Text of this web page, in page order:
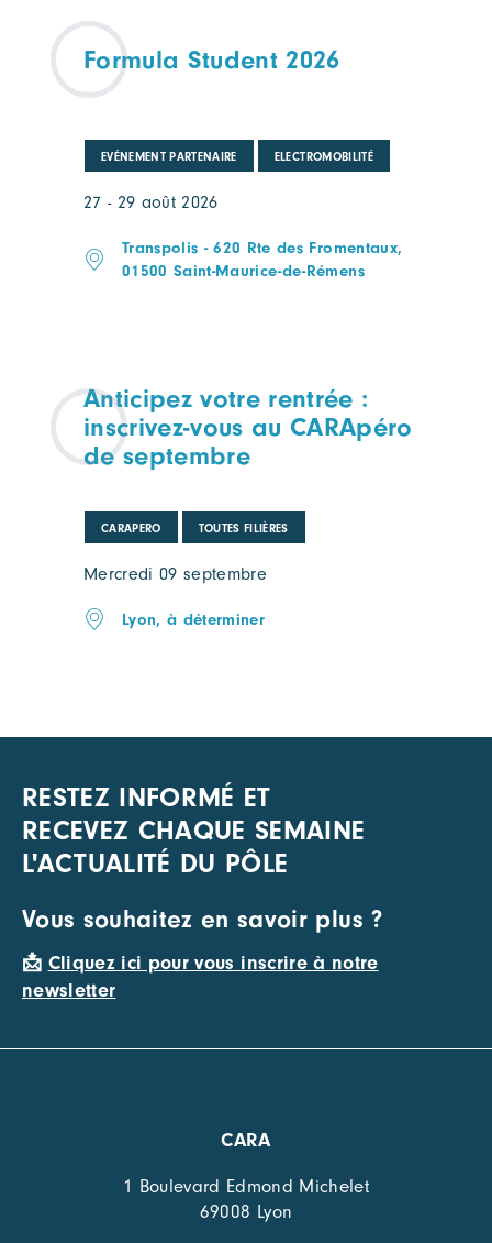
Formula Student 2026
EVÉNEMENT PARTENAIRE ELECTROMOBILITÉ
27 - 29 août 2026
Transpolis - 620 Rte des Fromentaux,
01500 Saint-Maurice-de-Rémens
Anticipez votre rentrée :
inscrivez-vous au CARApéro
de septembre
CARAPERO TOUTES FILIÈRES
Mercredi 09 septembre
Lyon, à déterminer
RESTEZ INFORMÉ ET
RECEVEZ CHAQUE SEMAINE
L'ACTUALITÉ DU PÔLE
Vous souhaitez en savoir plus ?
📩 Cliquez ici pour vous inscrire à notre
newsletter
CARA
1 Boulevard Edmond Michelet
69008 Lyon